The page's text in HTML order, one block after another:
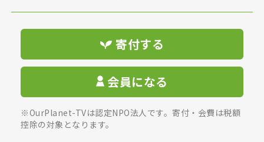
寄付する
会員になる
※OurPlanet-TVは認定NPO法人です。寄付・会費は税額
控除の対象となります。